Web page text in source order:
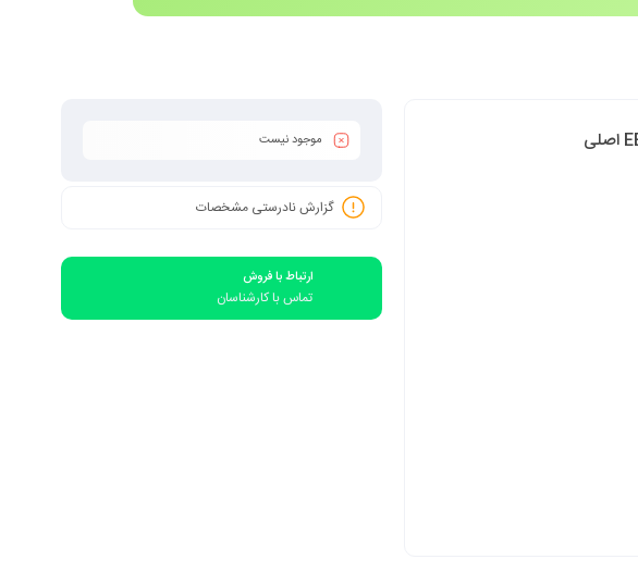
موجود نیست
گزارش نادرستی مشخصات
ارتباط با فروش
تماس با کارشناسان